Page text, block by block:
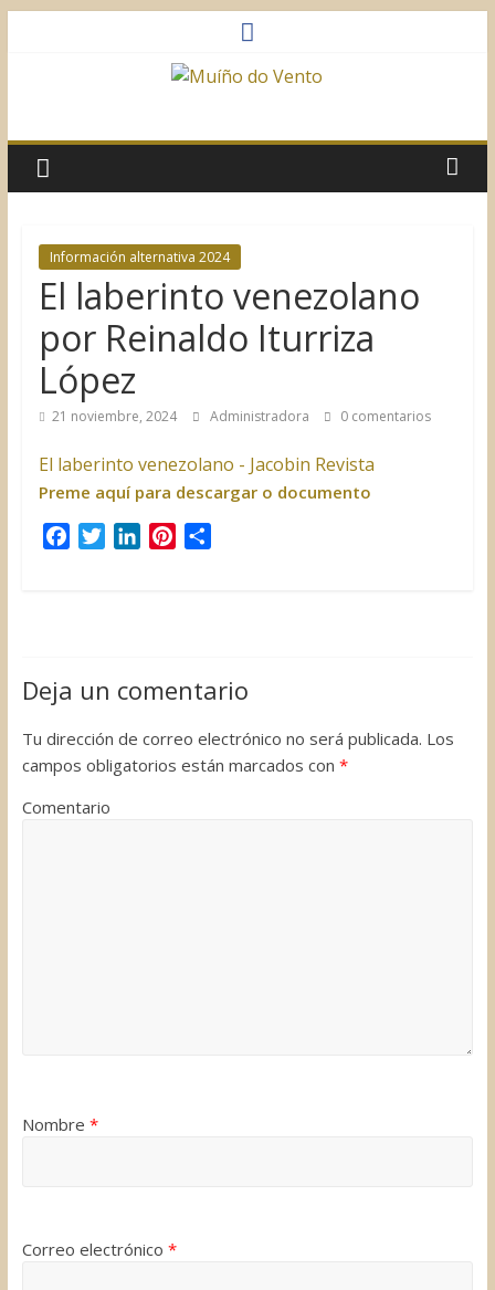
do
Vento
Asociación
Sociocultural
Información alternativa 2024
El laberinto venezolano
por Reinaldo Iturriza
López
21 noviembre, 2024 Administradora 0 comentarios
El laberinto venezolano - Jacobin Revista
Preme aquí para descargar o documento
o
r
I
e
t
t
r
Deja un comentario
Tu dirección de correo electrónico no será publicada. Los
campos obligatorios están marcados con *
Comentario
Nombre *
Correo electrónico *